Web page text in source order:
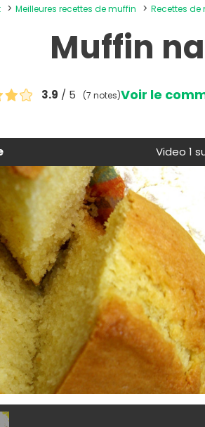
Meilleures recettes de muffin Recettes
Muffin
3.9 / 5 (7 notes)Voir le
Video 1